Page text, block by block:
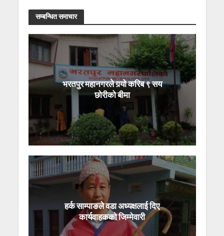
सम्बन्धित समाचार
भरतपुर महानगरले गर्‍यो करिब ९ सय
छोरीको बीमा
हर्क साम्पाङले वडा अध्यक्षलाई दिए
कार्यवाहकको जिम्मेवारी